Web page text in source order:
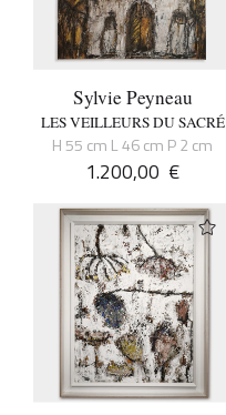
Sylvie Peyneau
LES VEILLEURS DU SACRÉ
H 55 cm L 46 cm P 2 cm
1.200,00 €